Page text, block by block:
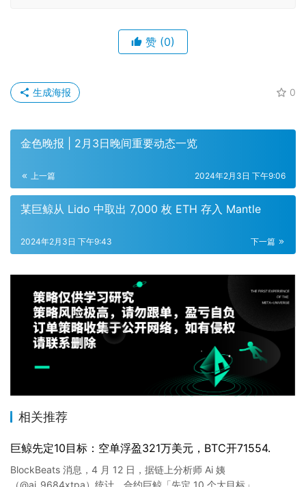
赞 (0)
0
生成海报
金色晚报 | 2月3日晚间重要动态一览
上一篇 2024年2月3日 下午9:06
某巨鲸从 Lido 中取出 7,000 枚 ETH 存入 Mantle
下一篇
2024年2月3日 下午9:43
相关推荐
巨鲸先定10目标：空单浮盈321万美元，BTC开71554.
BlockBeats 消息，4 月 12 日，据链上分析师 Ai 姨